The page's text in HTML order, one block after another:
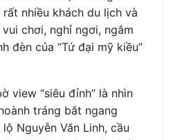
nhiều khách du lịch và
chơi, nghỉ ngơi, ngắm
đèn của “Tứ đại mỹ kiều”
view “siêu đỉnh” là nhìn
tráng bắt ngang
Nguyễn Văn Linh, cầu